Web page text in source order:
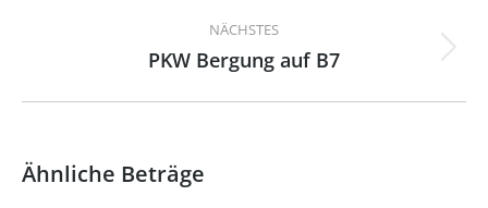
NÄCHSTES
Nächster
PKW Bergung auf B7
Ähnliche Beträge